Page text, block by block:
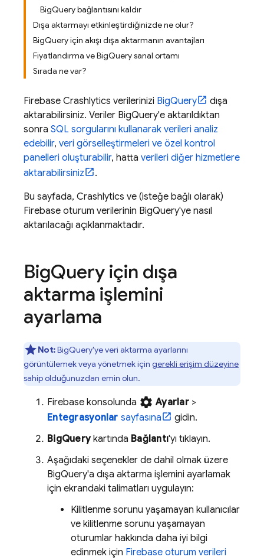
BigQuery bağlantısını kaldır
Dışa aktarmayı etkinleştirdiğinizde ne olur?
BigQuery için akışı dışa aktarmanın avantajları
Fiyatlandırma ve BigQuery sanal ortamı
Sırada ne var?
Firebase Crashlytics verilerinizi BigQuery
dışa
aktarabilirsiniz. Veriler BigQuery'e aktarıldıktan
sonra SQL sorgularını kullanarak verileri analiz
edebilir, veri görselleştirmeleri ve özel kontrol
panelleri oluşturabilir, hatta verileri diğer hizmetlere
aktarabilirsiniz
.
Bu sayfada, Crashlytics ve (isteğe bağlı olarak)
Firebase oturum verilerinin BigQuery'ye nasıl
aktarılacağı açıklanmaktadır.
BigQuery için dışa
aktarma işlemini
ayarlama
Not:BigQuery'ye veri aktarma ayarlarını
görüntülemek veya yönetmek için gerekli erişim düzeyine
sahip olduğunuzdan emin olun.
Firebase konsolunda settings Ayarlar>
Entegrasyonlar sayfasına
gidin.
BigQuerykartında Bağlantı'yı tıklayın.
Aşağıdaki seçenekler de dahil olmak üzere
BigQuery'a dışa aktarma işlemini ayarlamak
için ekrandaki talimatları uygulayın:
Kilitlenme sorunu yaşamayan kullanıcılar
ve kilitlenme sorunu yaşamayan
oturumlar hakkında daha iyi bilgi
edinmek için Firebase oturum verileri